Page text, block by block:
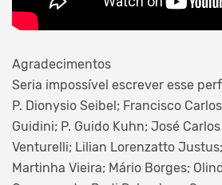
Agradecimentos
Seria impossível escrever esse
P. Dionysio Seibel; Francisco
Guidini; P. Guido Kuhn; José
Venturelli; Lilian Lorenzatto
Martinha Vieira; Mário Borges;